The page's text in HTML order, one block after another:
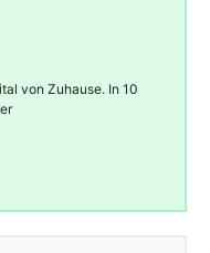
von Zuhause. In 10